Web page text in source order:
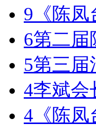
9 《陈
6第二届
5第三届
4李斌会
4 《陈